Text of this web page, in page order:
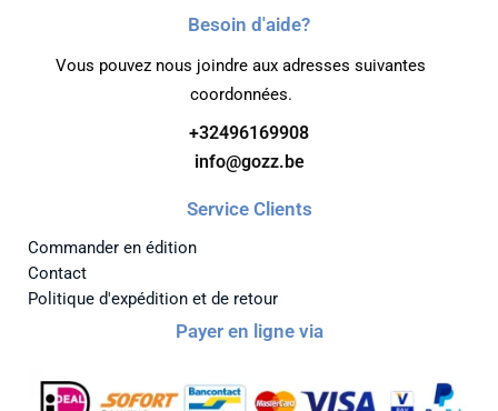
Besoin d'aide?
Vous pouvez nous joindre aux adresses suivantes
coordonnées.
+32496169908
info@gozz.be
Service Clients
Commander en édition
Contact
Politique d'expédition et de retour
Payer en ligne via